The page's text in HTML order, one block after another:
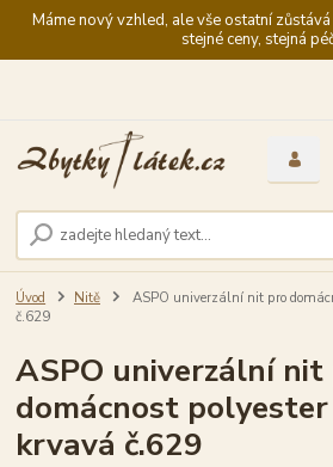
Máme nový vzhled, ale vše ostatní
stejné ceny, stejná
Úvod Nitě
ASPO univerzální nit pro
č.629
ASPO univerzální nit
domácnost
krvavá č.629